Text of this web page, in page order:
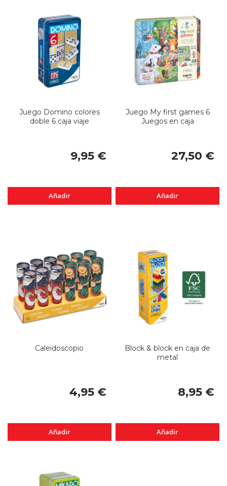
Juego Domino colores
doble 6 caja viaje
9,95 €
Añadir
Juego My first games 6
Juegos en caja
27,50 €
Añadir
Caleidoscopio
4,95 €
Añadir
Block & block en caja de
metal
8,95 €
Añadir